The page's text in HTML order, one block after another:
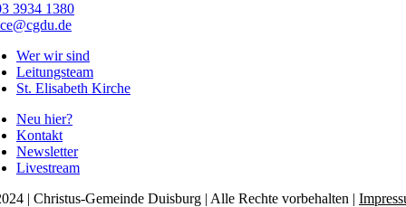
3934 1380
Wer wir sind
Leitungsteam
St. Elisabeth Kirche
Neu hier?
Kontakt
Newsletter
Livestream
| Christus-Gemeinde Duisburg | Alle Rechte vorbehalten |